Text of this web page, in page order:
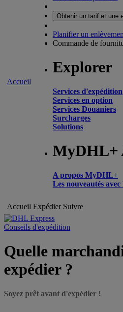
Accueil
Obtenir un tarif et une
Planifier un
Commande de
Explorer
Services d'expédition
Services en option
Services Douaniers
Surcharges
Solutions
MyDHL+
A propos MyDHL+
Les nouveautés
Accueil Expédier Suivre
Conseils d'expédition
Quelle
expédier ?
Soyez prêt avant d'expédier !